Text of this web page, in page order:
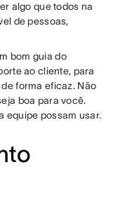
algo que todos na
de pessoas,
bom guia do
ao cliente, para
forma eficaz. Não
boa para você.
equipe possam usar.